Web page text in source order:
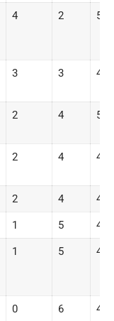
4 2 524
3 3 474
2 4 529
2 4 473
2 4 459
1 5 467
1 5 451
0 6 426